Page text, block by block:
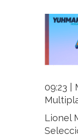
09:23 |
Lionel